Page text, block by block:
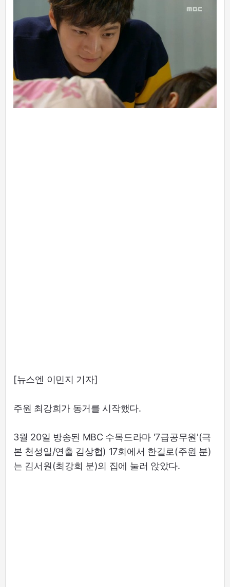
[뉴스엔 이민지 기자]
주원 최강희가 동거를 시작했다.
3월 20일 방송된 MBC 수목드라마 '7급공무원'(극
본 천성일/연출 김상협) 17회에서 한길로(주원 분)
는 김서원(최강희 분)의 집에 눌러 앉았다.